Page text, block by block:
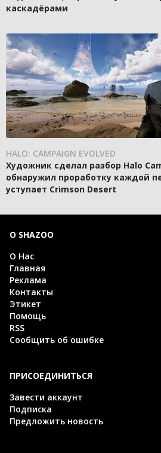
каскадёрами
HALO: CAMPAIGN EVOLVED
Художник сделал разбор Halo
обнаружил проработку каждой
уступает Crimson Desert
О SHAZOO
О Нас
Главная
Реклама
Контакты
Этикет
Помощь
RSS
Сообщить об ошибке
ПРИСОЕДИНИТЬСЯ
Завести аккаунт
Подписка
Предложить новость